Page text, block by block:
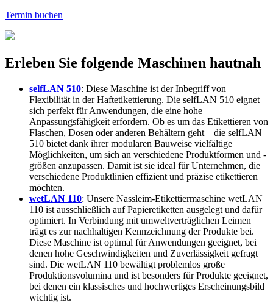
Termin buchen
Erleben Sie folgende Maschinen hautnah
selfLAN 510: Diese Maschine ist der Inbegriff von
Flexibilität in der Haftetikettierung. Die selfLAN 510 eignet
sich perfekt für Anwendungen, die eine hohe
Anpassungsfähigkeit erfordern. Ob es um das Etikettieren von
Flaschen, Dosen oder anderen Behältern geht – die selfLAN
510 bietet dank ihrer modularen Bauweise vielfältige
Möglichkeiten, um sich an verschiedene Produktformen und -
größen anzupassen. Damit ist sie ideal für Unternehmen, die
verschiedene Produktlinien effizient und präzise etikettieren
möchten.
wetLAN 110: Unsere Nassleim-Etikettiermaschine wetLAN
110 ist ausschließlich auf Papieretiketten ausgelegt und dafür
optimiert. In Verbindung mit umweltverträglichen Leimen
trägt es zur nachhaltigen Kennzeichnung der Produkte bei.
Diese Maschine ist optimal für Anwendungen geeignet, bei
denen hohe Geschwindigkeiten und Zuverlässigkeit gefragt
sind. Die wetLAN 110 bewältigt problemlos große
Produktionsvolumina und ist besonders für Produkte geeignet,
bei denen ein klassisches und hochwertiges Erscheinungsbild
wichtig ist.